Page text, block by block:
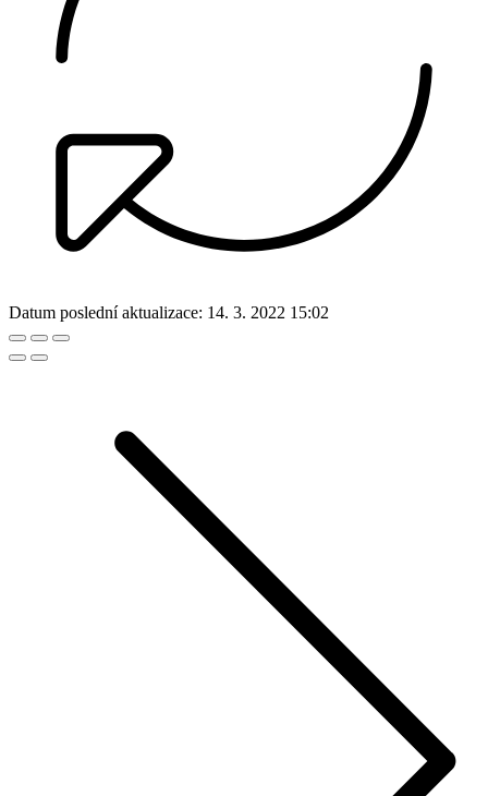
Datum poslední aktualizace: 14. 3. 2022 15:02